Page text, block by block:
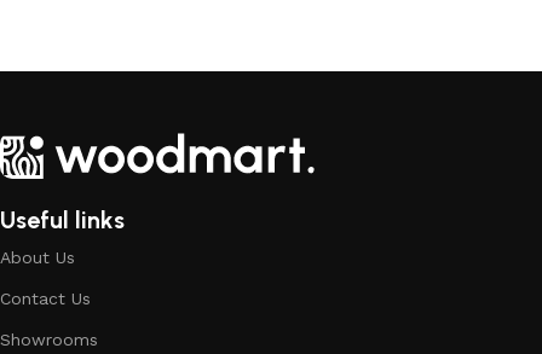
Useful links
About Us
Contact Us
Showrooms